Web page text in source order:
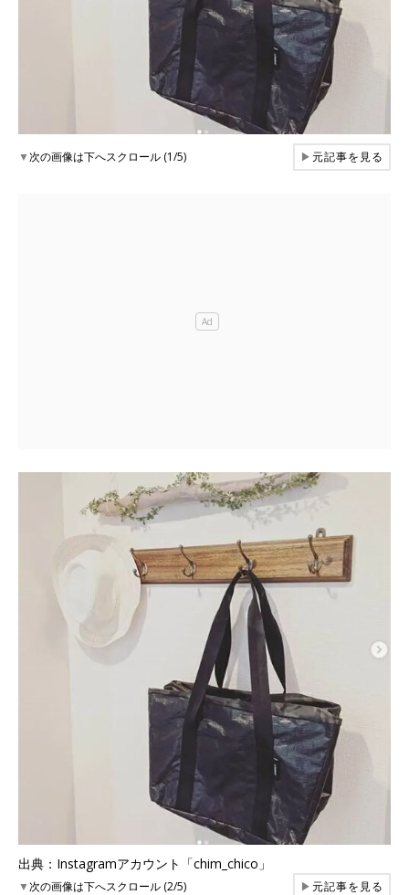
▼次の画像は下へスクロール (1/5) ▶元記事を見る
出典：Instagramアカウント「chim_chico」
▼次の画像は下へスクロール (2/5) ▶元記事を見る